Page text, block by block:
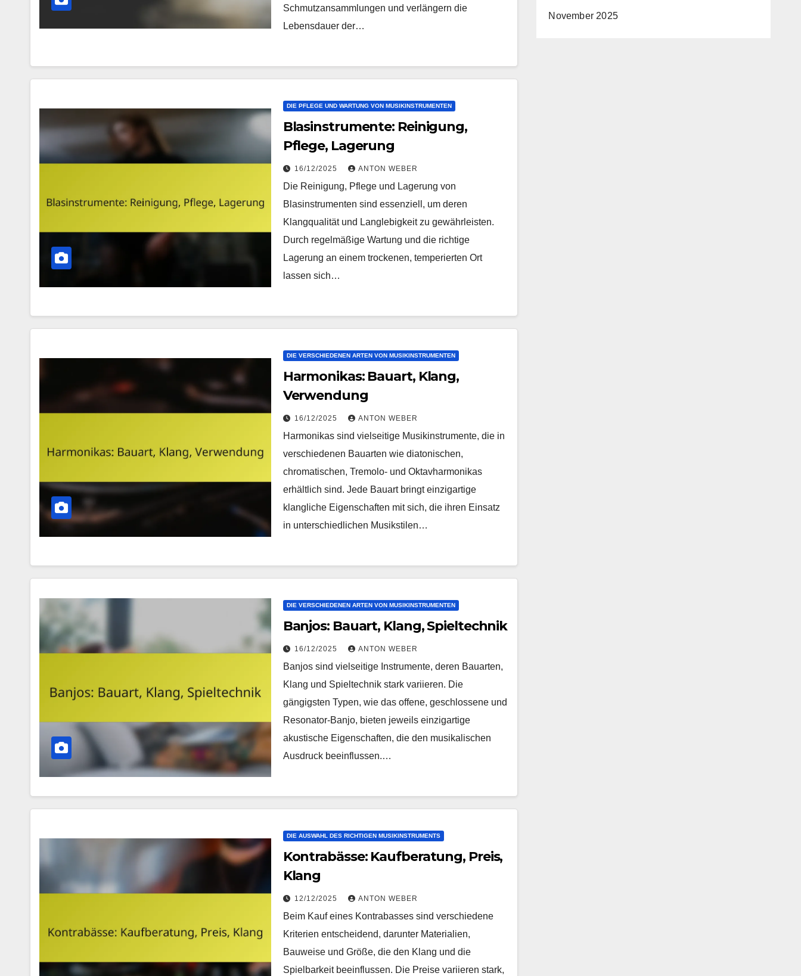
Schmutzansammlungen und verlängern die
Lebensdauer der…
DIE PFLEGE UND WARTUNG VON MUSIKINSTRUMENTEN
Blasinstrumente: Reinigung,
Pflege, Lagerung
16/12/2025 ANTON WEBER
Die Reinigung, Pflege und Lagerung von
Blasinstrumenten sind essenziell, um deren
Klangqualität und Langlebigkeit zu gewährleisten.
Durch regelmäßige Wartung und die richtige
Lagerung an einem trockenen, temperierten Ort
lassen sich…
DIE VERSCHIEDENEN ARTEN VON MUSIKINSTRUMENTEN
Harmonikas: Bauart, Klang,
Verwendung
16/12/2025 ANTON WEBER
Harmonikas sind vielseitige Musikinstrumente, die in
verschiedenen Bauarten wie diatonischen,
chromatischen, Tremolo- und Oktavharmonikas
erhältlich sind. Jede Bauart bringt einzigartige
klangliche Eigenschaften mit sich, die ihren Einsatz
in unterschiedlichen Musikstilen…
DIE VERSCHIEDENEN ARTEN VON MUSIKINSTRUMENTEN
Banjos: Bauart, Klang, Spieltechnik
16/12/2025 ANTON WEBER
Banjos sind vielseitige Instrumente, deren Bauarten,
Klang und Spieltechnik stark variieren. Die
gängigsten Typen, wie das offene, geschlossene und
Resonator-Banjo, bieten jeweils einzigartige
akustische Eigenschaften, die den musikalischen
Ausdruck beeinflussen.…
DIE AUSWAHL DES RICHTIGEN MUSIKINSTRUMENTS
Kontrabässe: Kaufberatung, Preis,
Klang
12/12/2025 ANTON WEBER
Beim Kauf eines Kontrabasses sind verschiedene
Kriterien entscheidend, darunter Materialien,
Bauweise und Größe, die den Klang und die
Spielbarkeit beeinflussen. Die Preise variieren stark,
November 2025